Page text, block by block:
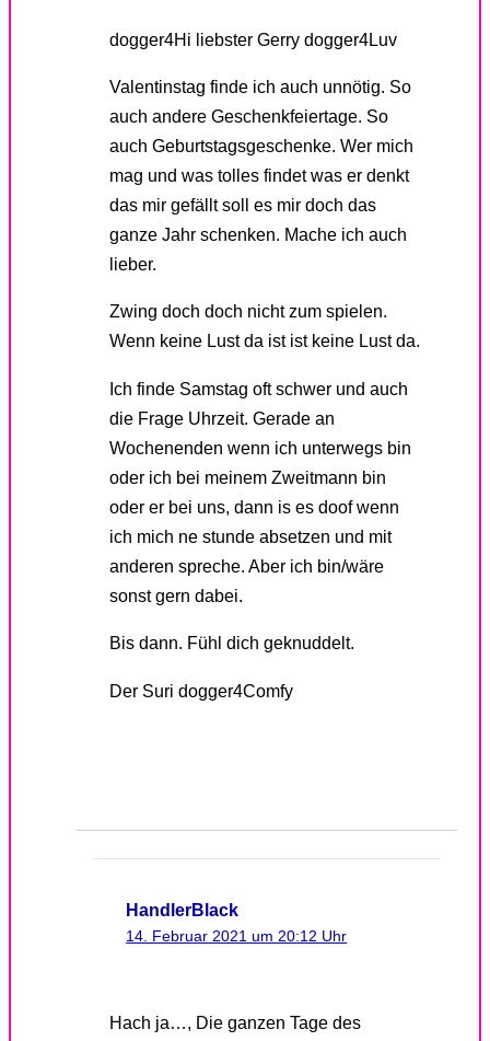
dogger4Hi liebster Gerry dogger4Luv
Valentinstag finde ich auch unnötig. So
auch andere Geschenkfeiertage. So
auch Geburtstagsgeschenke. Wer mich
mag und was tolles findet was er denkt
das mir gefällt soll es mir doch das
ganze Jahr schenken. Mache ich auch
lieber.
Zwing doch doch nicht zum spielen.
Wenn keine Lust da ist ist keine Lust da.
Ich finde Samstag oft schwer und auch
die Frage Uhrzeit. Gerade an
Wochenenden wenn ich unterwegs bin
oder ich bei meinem Zweitmann bin
oder er bei uns, dann is es doof wenn
ich mich ne stunde absetzen und mit
anderen spreche. Aber ich bin/wäre
sonst gern dabei.
Bis dann. Fühl dich geknuddelt.
Der Suri dogger4Comfy
HandlerBlack
14. Februar 2021 um 20:12 Uhr
Hach ja…, Die ganzen Tage des